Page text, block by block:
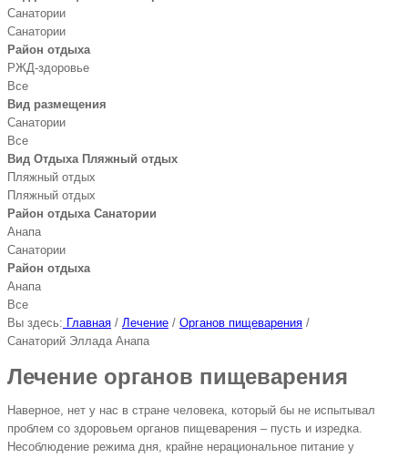
Санатории
Санатории
Район отдыха
РЖД-здоровье
Все
Вид размещения
Санатории
Все
Вид Отдыха Пляжный отдых
Пляжный отдых
Пляжный отдых
Район отдыха Санатории
Анапа
Санатории
Район отдыха
Анапа
Все
Вы здесь: Главная / Лечение / Органов пищеварения /
Санаторий Эллада Анапа
Лечение органов пищеварения
Наверное, нет у нас в стране человека, который бы не испытывал
проблем со здоровьем органов пищеварения – пусть и изредка.
Несоблюдение режима дня, крайне нерациональное питание у